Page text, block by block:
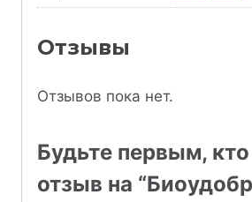
Отзывы
Отзывов пока нет.
Будьте первым,
отзыв на